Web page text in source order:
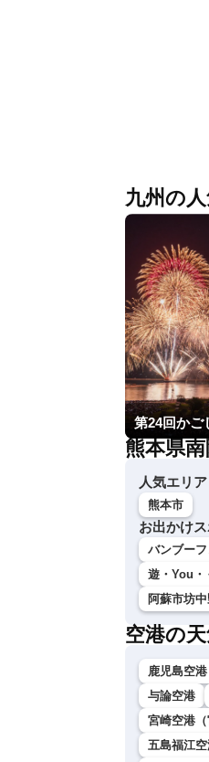
九州の
熊本県
人気エリア
熊本市
お出かけス
バンブー
遊・You・
阿蘇市坊
空港の天
鹿児島空港
与論空港
宮崎空港（
五島福江空